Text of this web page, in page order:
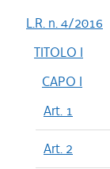
L.R. n. 4/2016
TITOLO I
CAPO I
Art. 1
Art. 2